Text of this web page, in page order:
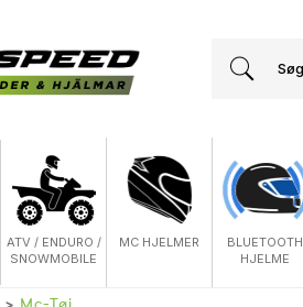
ATV / ENDURO /
SNOWMOBILE
MC HJELMER
BLUETOOTH
HJELME